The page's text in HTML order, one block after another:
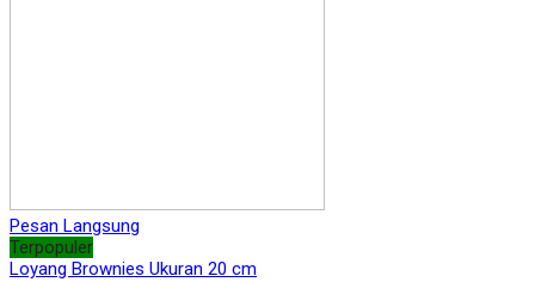
Pesan Langsung
Terpopuler
Loyang Brownies Ukuran 20 cm